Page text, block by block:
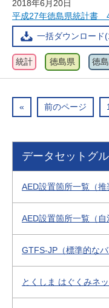
2018年6月20日
平成27年徳島県統計書
一括ダウンロード
統計 徳島県 徳
« 前のページ 1
データセットグ
AED設置箇所一覧（推
AED設置箇所一覧（自
GTFS-JP（標準的な
とくしま はぐくみネ